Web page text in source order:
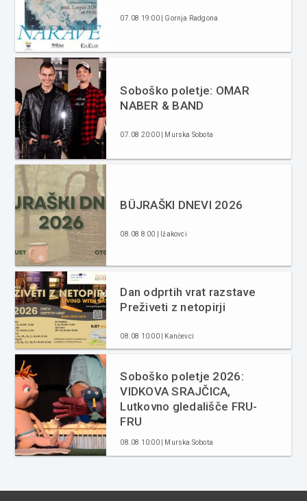
07.08 19:00 | Gornja Radgona
Soboško poletje: OMAR
NABER & BAND
07.08 20:00 | Murska Sobota
BÜJRAŠKI DNEVI 2026
08.08 8:00 | Ižakovci
Dan odprtih vrat razstave
Preživeti z netopirji
08.08 10:00 | Kančevci
Soboško poletje 2026:
VIDKOVA SRAJČICA,
Lutkovno gledališče FRU-
FRU
08.08 10:00 | Murska Sobota